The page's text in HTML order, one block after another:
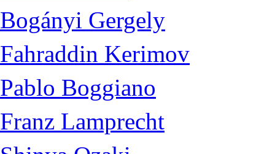
Bogányi Gergely
Fahraddin Kerimov
Pablo Boggiano
Franz Lamprecht